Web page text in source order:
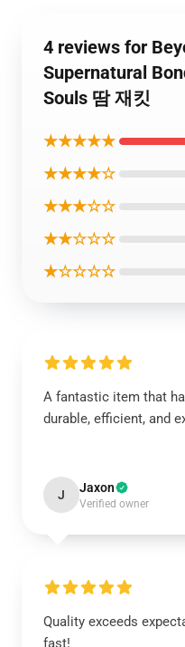
4 reviews for
Supernatural
Souls 땀 재킷
★★★★★
★★★★☆
★★★☆☆
★★☆☆☆
★☆☆☆☆
A fantastic item that
durable, efficient, and
J Jaxon
Verified owner
Quality exceeds
fast!